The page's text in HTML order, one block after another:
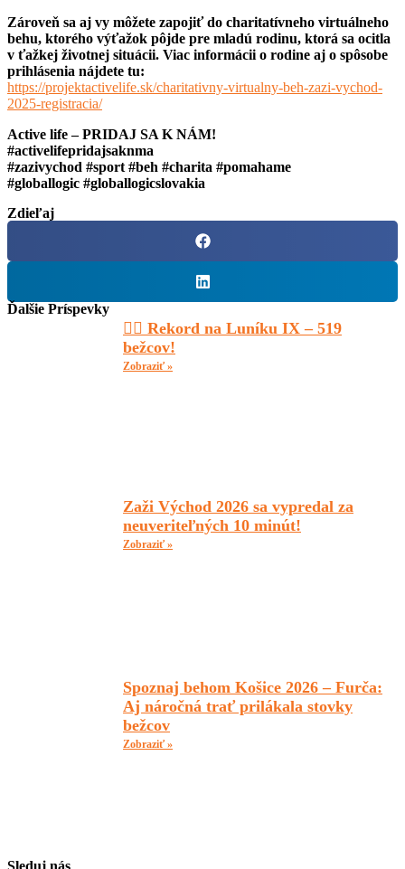
Zároveň sa aj vy môžete zapojiť do charitatívneho virtuálneho
behu, ktorého výťažok pôjde pre mladú rodinu, ktorá sa ocitla
v ťažkej životnej situácii. Viac informácii o rodine aj o spôsobe
prihlásenia nájdete tu:
https://projektactivelife.sk/charitativny-virtualny-beh-zazi-vychod-
2025-registracia/
Active life– PRIDAJ SA K NÁM!
#activelifepridajsaknma
#zazivychod #sport #beh #charita #pomahame
#globallogic #globallogicslovakia
Zdieľaj
Ďalšie Príspevky
🏃‍♂️ Rekord na Luníku IX – 519
bežcov!
Zobraziť »
Zaži Východ 2026 sa vypredal za
neuveriteľných 10 minút!
Zobraziť »
Spoznaj behom Košice 2026 – Furča:
Aj náročná trať prilákala stovky
bežcov
Zobraziť »
Sleduj nás